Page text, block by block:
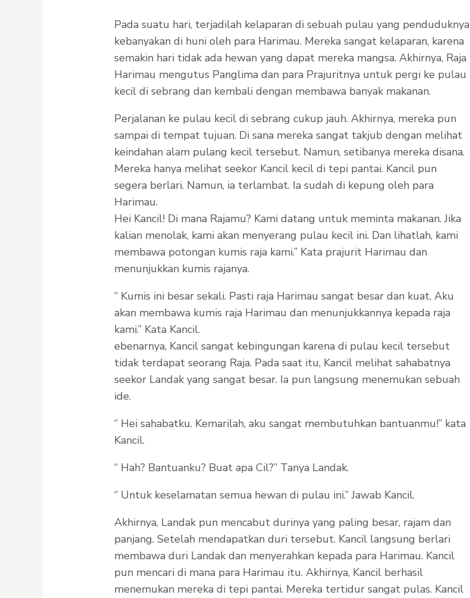
Pada suatu hari, terjadilah kelaparan di sebuah pulau yang penduduknya
kebanyakan di huni oleh para Harimau. Mereka sangat kelaparan, karena
semakin hari tidak ada hewan yang dapat mereka mangsa. Akhirnya, Raja
Harimau mengutus Panglima dan para Prajuritnya untuk pergi ke pulau
kecil di sebrang dan kembali dengan membawa banyak makanan.
Perjalanan ke pulau kecil di sebrang cukup jauh. Akhirnya, mereka pun
sampai di tempat tujuan. Di sana mereka sangat takjub dengan melihat
keindahan alam pulang kecil tersebut. Namun, setibanya mereka disana.
Mereka hanya melihat seekor Kancil kecil di tepi pantai. Kancil pun
segera berlari. Namun, ia terlambat. Ia sudah di kepung oleh para
Harimau.
Hei Kancil! Di mana Rajamu? Kami datang untuk meminta makanan. Jika
kalian menolak, kami akan menyerang pulau kecil ini. Dan lihatlah, kami
membawa potongan kumis raja kami.’’ Kata prajurit Harimau dan
menunjukkan kumis rajanya.
‘’ Kumis ini besar sekali. Pasti raja Harimau sangat besar dan kuat. Aku
akan membawa kumis raja Harimau dan menunjukkannya kepada raja
kami.’’ Kata Kancil.
ebenarnya, Kancil sangat kebingungan karena di pulau kecil tersebut
tidak terdapat seorang Raja. Pada saat itu, Kancil melihat sahabatnya
seekor Landak yang sangat besar. Ia pun langsung menemukan sebuah
ide.
‘’ Hei sahabatku. Kemarilah, aku sangat membutuhkan bantuanmu!’’ kata
Kancil.
‘’ Hah? Bantuanku? Buat apa Cil?’’ Tanya Landak.
‘’ Untuk keselamatan semua hewan di pulau ini.’’ Jawab Kancil.
Akhirnya, Landak pun mencabut durinya yang paling besar, rajam dan
panjang. Setelah mendapatkan duri tersebut. Kancil langsung berlari
membawa duri Landak dan menyerahkan kepada para Harimau. Kancil
pun mencari di mana para Harimau itu. Akhirnya, Kancil berhasil
menemukan mereka di tepi pantai. Mereka tertidur sangat pulas. Kancil